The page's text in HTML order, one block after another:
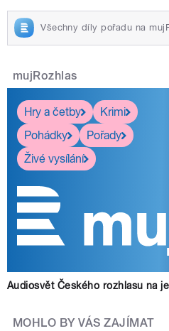
Všechny díly pořadu na
mujRozhlas
Hry a četby
Krimi
Pohádky
Pořady
Živé vysílání
Audiosvět Českého rozhlasu na
MOHLO BY VÁS ZAJÍMAT